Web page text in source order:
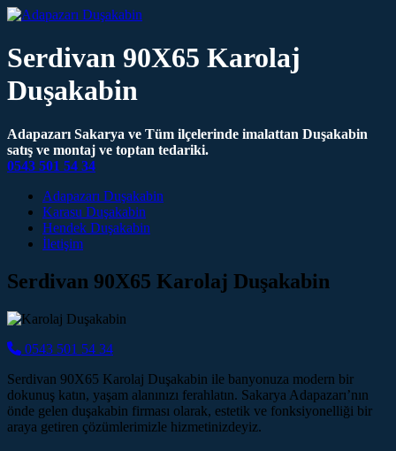
Serdivan 90X65 Karolaj
Duşakabin
Adapazarı Sakarya ve Tüm ilçelerinde imalattan Duşakabin
satış ve montaj ve toptan tedariki.
0543 501 54 34
Main Navigation
Adapazarı Duşakabin
Karasu Duşakabin
Hendek Duşakabin
İletişim
Serdivan 90X65 Karolaj Duşakabin
0543 501 54 34
Serdivan 90X65 Karolaj Duşakabin ile banyonuza modern bir
dokunuş katın, yaşam alanınızı ferahlatın. Sakarya Adapazarı’nın
önde gelen duşakabin firması olarak, estetik ve fonksiyonelliği bir
araya getiren çözümlerimizle hizmetinizdeyiz.